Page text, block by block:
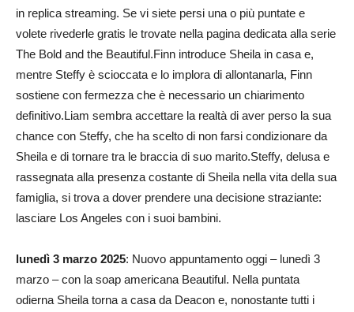
in replica streaming. Se vi siete persi una o più puntate e
volete rivederle gratis le trovate nella pagina dedicata alla serie
The Bold and the Beautiful.Finn introduce Sheila in casa e,
mentre Steffy è scioccata e lo implora di allontanarla, Finn
sostiene con fermezza che è necessario un chiarimento
definitivo.Liam sembra accettare la realtà di aver perso la sua
chance con Steffy, che ha scelto di non farsi condizionare da
Sheila e di tornare tra le braccia di suo marito.Steffy, delusa e
rassegnata alla presenza costante di Sheila nella vita della sua
famiglia, si trova a dover prendere una decisione straziante:
lasciare Los Angeles con i suoi bambini.
lunedì 3 marzo 2025: Nuovo appuntamento oggi – lunedì 3
marzo – con la soap americana Beautiful. Nella puntata
odierna Sheila torna a casa da Deacon e, nonostante tutti i